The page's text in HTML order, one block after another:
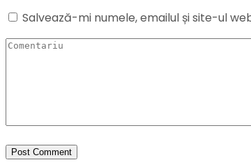
Salvează-mi numele, emailul și site-ul